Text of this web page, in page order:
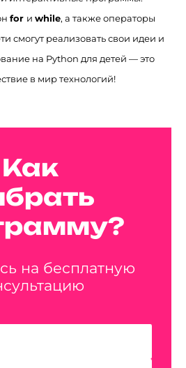
for и while, а также операторы
смогут реализовать свои идеи и
на Python для детей — это
в мир технологий!
Как
на бесплатную